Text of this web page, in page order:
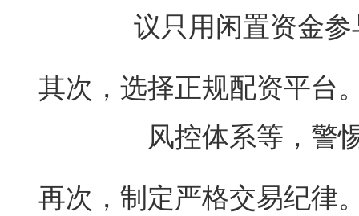
议只用闲置资金
其次，选择正规配资平台
风控体系等，警
再次，制定严格交易纪律